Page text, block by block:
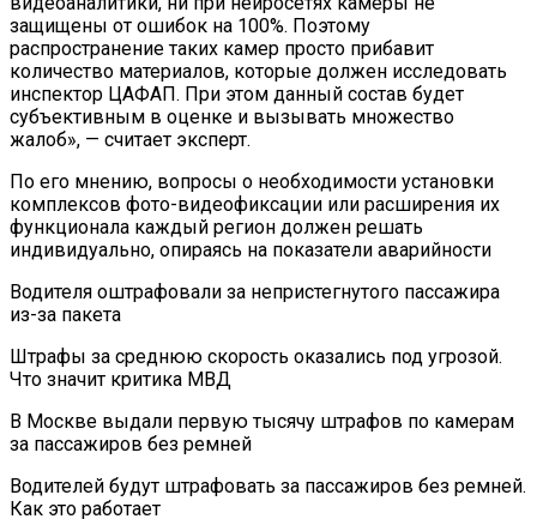
защищены от ошибок на 100%. Поэтому
распространение таких камер просто прибавит
количество материалов, которые должен исследовать
инспектор ЦАФАП. При этом данный состав будет
субъективным в оценке и вызывать множество
жалоб», — считает эксперт.
По его мнению, вопросы о необходимости установки
комплексов фото-видеофиксации или расширения их
функционала каждый регион должен решать
индивидуально, опираясь на показатели аварийности
Водителя оштрафовали за непристегнутого пассажира
из-за пакета
Штрафы за среднюю скорость оказались под угрозой.
Что значит критика МВД
В Москве выдали первую тысячу штрафов по камерам
за пассажиров без ремней
Водителей будут штрафовать за пассажиров без ремней.
Как это работает